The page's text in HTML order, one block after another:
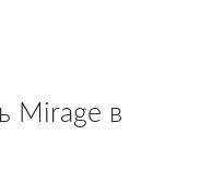
Mirage в